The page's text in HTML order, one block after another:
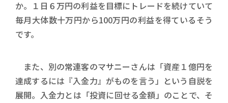
か。１日６万円の利益を目標にトレードを続けていて
毎月大体数十万円から100万円の利益を得ているそう
です。
また、別の常連客のマサニーさんは「資産１億円を
達成するには『入金力』がものを言う」という自説を
展開。入金力とは「投資に回せる金額」のことで、そ